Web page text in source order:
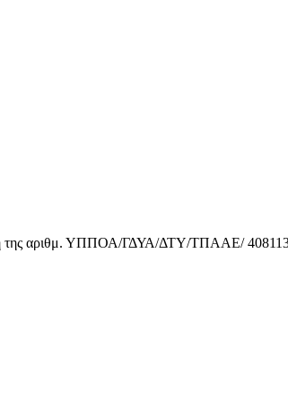
αριθμ. ΥΠΠΟΑ/ΓΔΥΑ/ΔΤΥ/ΤΠΑΑΕ/ 408113/